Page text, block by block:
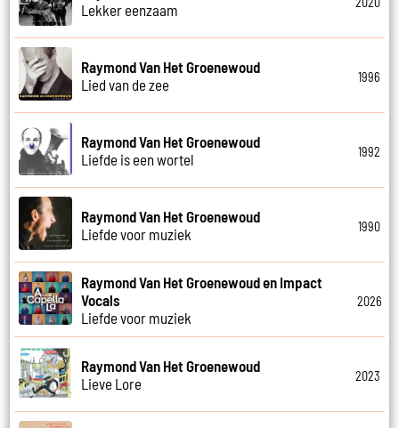
Lekker eenzaam
Raymond Van Het Groenewoud
Lied van de zee
1996
Raymond Van Het Groenewoud
Liefde is een wortel
1992
Raymond Van Het Groenewoud
Liefde voor muziek
1990
Raymond Van Het Groenewoud en Impact
Vocals
Liefde voor muziek
2026
Raymond Van Het Groenewoud
Lieve Lore
2023